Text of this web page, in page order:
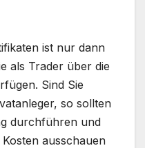
ist nur dann
als Trader über die
Sind Sie
so sollten
durchführen und
ausschauen